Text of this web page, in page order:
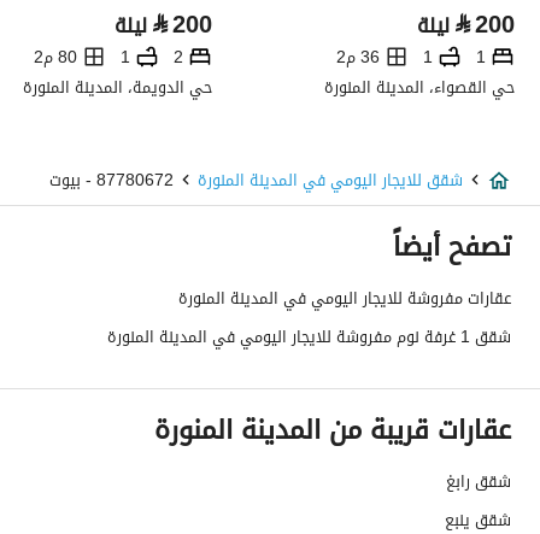
⃁200 ليلة
1
1
36 م2
حي القصواء، المدينة المنورة
⃁200 ليلة
2
1
80 م2
حي الدويمة، المدينة المنورة
شقق للايجار اليومي في المدينة المنورة 87780672 - بيوت
تصفح أيضاً
عقارات مفروشة للايجار اليومي في المدينة المنورة
شقق 1 غرفة نوم مفروشة للايجار اليومي في المدينة المنورة
عقارات قريبة من المدينة المنورة
شقق رابغ
شقق ينبع